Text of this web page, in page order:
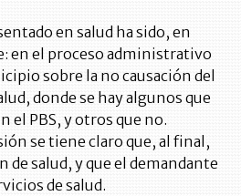
en salud ha sido, en
en el proceso administrativo
sobre la no causación del
donde se hay algunos que
el PBS, y otros que no.
se tiene claro que, al final,
de salud, y que el demandante
de salud.